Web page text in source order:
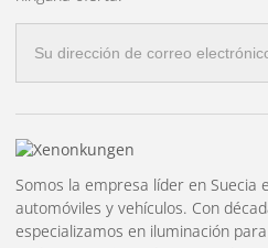
electrónico
Somos la empresa líder en Suecia
automóviles y vehículos. Con
especializamos en iluminación